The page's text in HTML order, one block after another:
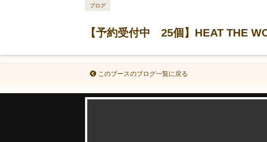
【予約受付中 25個】HEAT THE
ブログ
このブースのブログ一覧に戻る